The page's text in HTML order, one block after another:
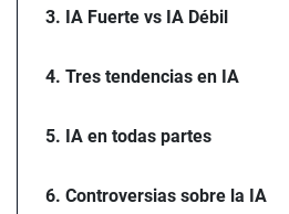
3. IA Fuerte vs IA Débil
4. Tres tendencias en IA
5. IA en todas partes
6. Controversias sobre la IA